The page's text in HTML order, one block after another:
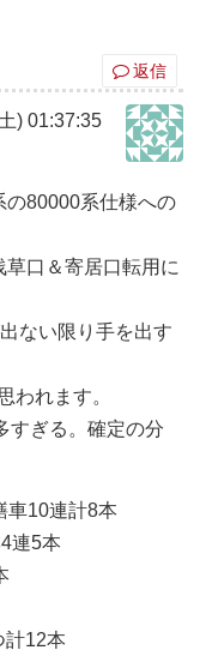
返信
) 01:37:35
の80000系仕様への
口＆寄居口転用に
ない限り手を出す
われます。
すぎる。確定の分
10連計8本
連5本
12本